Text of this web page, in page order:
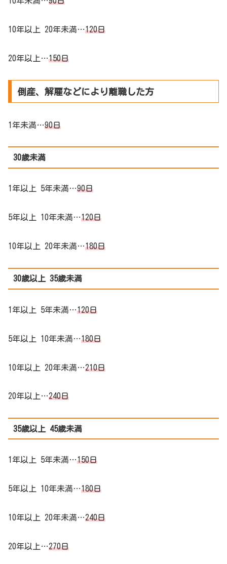
10年以上 20年未満…120日
20年以上…150日
倒産、解雇などにより離職した方
1年未満…90日
30歳未満
1年以上 5年未満…90日
5年以上 10年未満…120日
10年以上 20年未満…180日
30歳以上 35歳未満
1年以上 5年未満…120日
5年以上 10年未満…180日
10年以上 20年未満…210日
20年以上…240日
35歳以上 45歳未満
1年以上 5年未満…150日
5年以上 10年未満…180日
10年以上 20年未満…240日
20年以上…270日